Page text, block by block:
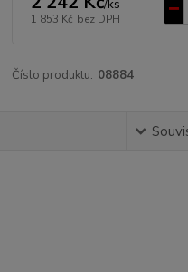
/ks
1 853 Kč bez DPH
Číslo produktu: 08884